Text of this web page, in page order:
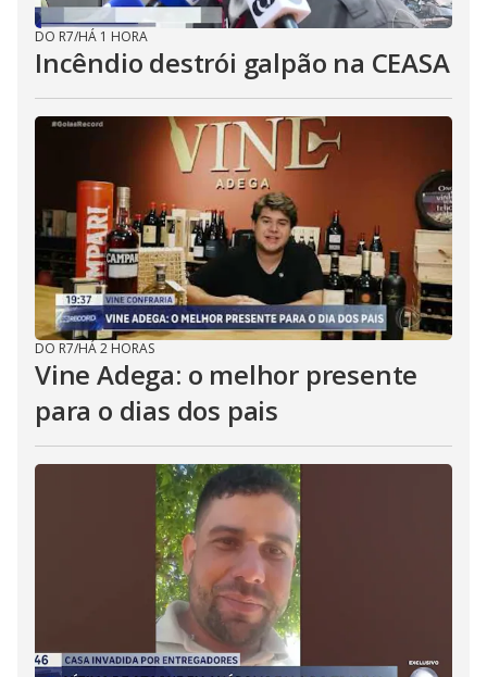
DO R7/HÁ 1 HORA
Incêndio destrói galpão na CEASA
DO R7/HÁ 2 HORAS
Vine Adega: o melhor presente
para o dias dos pais